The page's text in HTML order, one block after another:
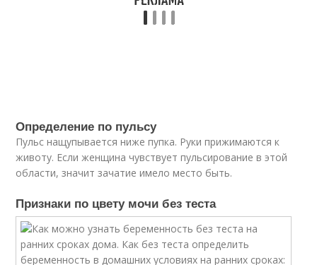
Определение по пульсу
Пульс нащупывается ниже пупка. Руки прижимаются к
животу. Если женщина чувствует пульсирование в этой
области, значит зачатие имело место быть.
Признаки по цвету мочи без теста